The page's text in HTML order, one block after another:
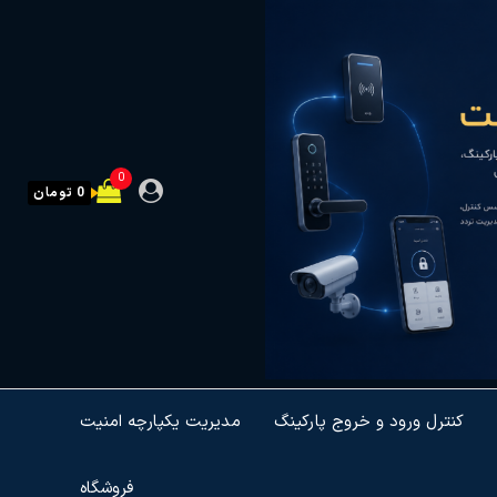
0
0 تومان
مدیریت یکپارچه امنیت کنترل ورود و خروج پارکینگ
فروشگاه